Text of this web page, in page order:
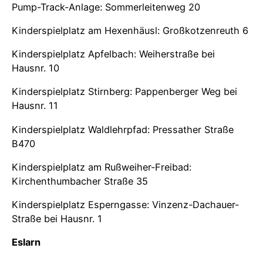
Pump-Track-Anlage: Sommerleitenweg 20
Kinderspielplatz am Hexenhäusl: Großkotzenreuth 6
Kinderspielplatz Apfelbach: Weiherstraße bei
Hausnr. 10
Kinderspielplatz Stirnberg: Pappenberger Weg bei
Hausnr. 11
Kinderspielplatz Waldlehrpfad: Pressather Straße
B470
Kinderspielplatz am Rußweiher-Freibad:
Kirchenthumbacher Straße 35
Kinderspielplatz Esperngasse: Vinzenz-Dachauer-
Straße bei Hausnr. 1
Eslarn